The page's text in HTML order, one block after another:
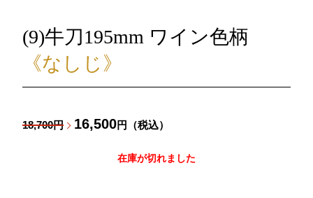
(9)牛刀195mm ワイン色柄
《なしじ》
18,700円 16,500円（税込）
在庫が切れました